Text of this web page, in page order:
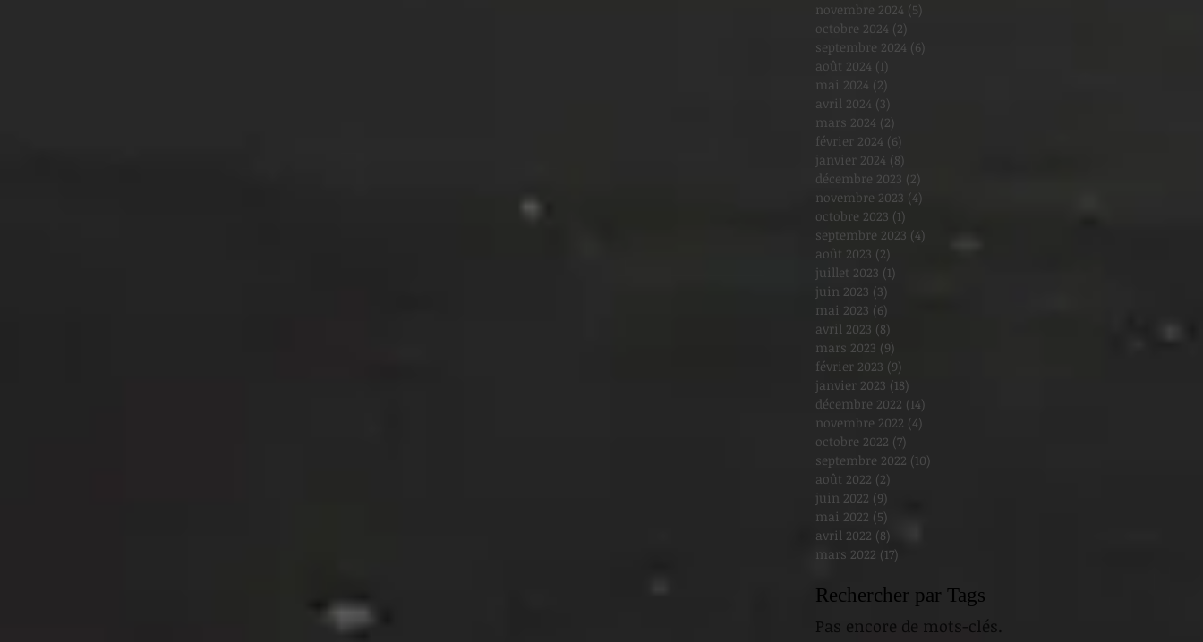
novembre 2024 (5)
octobre 2024 (2)
septembre 2024 (6)
août 2024 (1)
mai 2024 (2)
avril 2024 (3)
mars 2024 (2)
février 2024 (6)
janvier 2024 (8)
décembre 2023 (2)
novembre 2023 (4)
octobre 2023 (1)
septembre 2023 (4)
août 2023 (2)
juillet 2023 (1)
juin 2023 (3)
mai 2023 (6)
avril 2023 (8)
mars 2023 (9)
février 2023 (9)
janvier 2023 (18)
décembre 2022 (14)
novembre 2022 (4)
octobre 2022 (7)
septembre 2022 (10)
août 2022 (2)
juin 2022 (9)
mai 2022 (5)
avril 2022 (8)
mars 2022 (17)
Rechercher par Tags
Pas encore de mots-clés.